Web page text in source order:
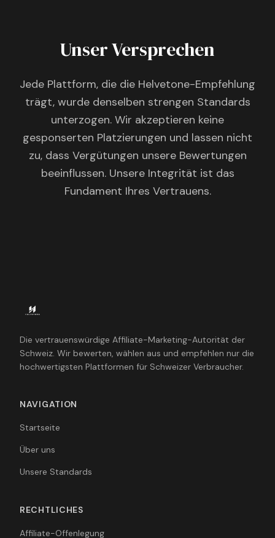
Unser Versprechen
Jede Plattform, die die Helvetone-Empfehlung
trägt, wurde denselben strengen Standards
unterzogen. Wir akzeptieren keine
gesponserten Platzierungen und lassen nicht
zu, dass Vergütungen unsere Bewertungen
beeinflussen. Unsere Integrität ist das
Fundament Ihres Vertrauens.
Die vertrauenswürdige Affiliate-Marketing-Autorität der
Schweiz. Wir bewerten, wählen aus und empfehlen nur die
hochwertigsten Plattformen für Schweizer Verbraucher.
NAVIGATION
Startseite
Über uns
Unsere Standards
RECHTLICHES
Affiliate-Offenlegung